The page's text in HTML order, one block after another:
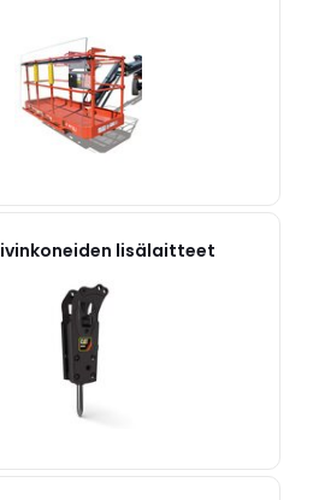
lisälaitteet